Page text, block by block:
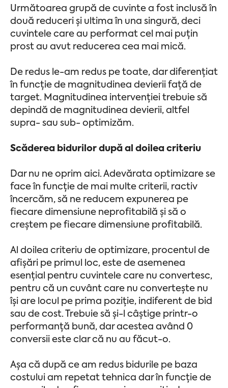
Următoarea grupă de cuvinte a fost inclusă în
două reduceri și ultima în una singură, deci
cuvintele care au performat cel mai puțin
prost au avut reducerea cea mai mică.
De redus le-am redus pe toate, dar diferențiat
în funcție de magnitudinea devierii față de
target. Magnitudinea intervenției trebuie să
depindă de magnitudinea devierii, altfel
supra- sau sub- optimizăm.
Scăderea bidurilor după al doilea criteriu
Dar nu ne oprim aici. Adevărata optimizare se
face în funcție de mai multe criterii, ractiv
încercăm, să ne reducem expunerea pe
fiecare dimensiune neprofitabilă și să o
creștem pe fiecare dimensiune profitabilă.
Al doilea criteriu de optimizare, procentul de
afișări pe primul loc, este de asemenea
esențial pentru cuvintele care nu convertesc,
pentru că un cuvânt care nu convertește nu
își are locul pe prima poziție, indiferent de bid
sau de cost. Trebuie să și-l câștige printr-o
performanță bună, dar acestea având 0
conversii este clar că nu au făcut-o.
Așa că după ce am redus bidurile pe baza
costului am repetat tehnica dar în funcție de